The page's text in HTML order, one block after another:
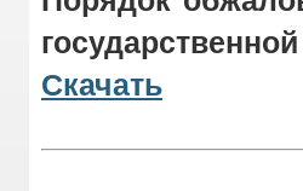
Скачать